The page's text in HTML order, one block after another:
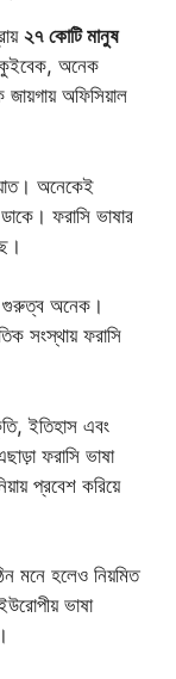
২৭ কোটি মানুষ
কুইবেক, অনেক
অফিসিয়াল
অনেকেই
ডাকে। ফরাসি ভাষার
গুরুত্ব অনেক।
সংস্থায় ফরাসি
ইতিহাস এবং
ফরাসি ভাষা
প্রবেশ করিয়ে
মনে হলেও নিয়মিত
ভাষা